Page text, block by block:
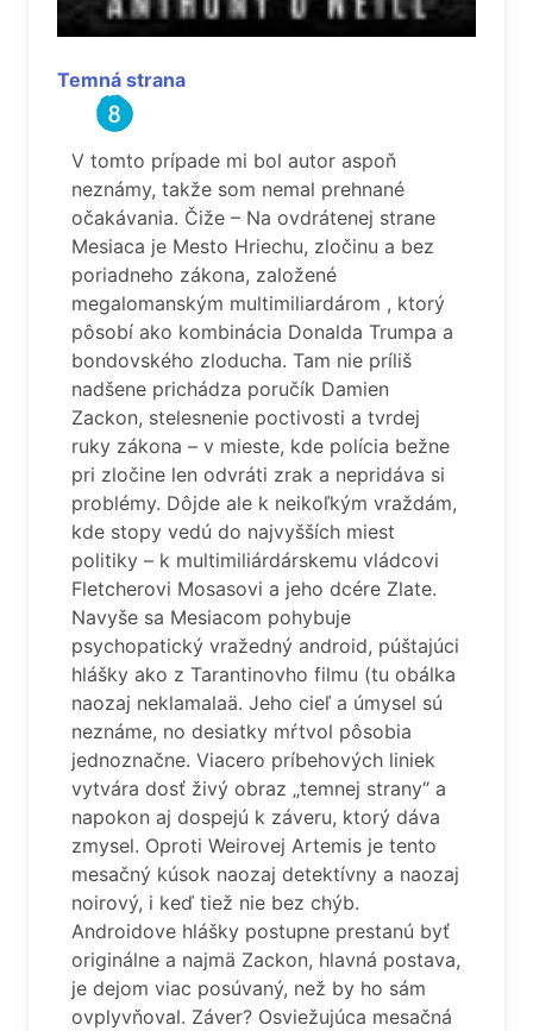
Temná strana
V tomto prípade mi bol autor aspoň
neznámy, takže som nemal prehnané
očakávania. Čiže – Na ovdrátenej strane
Mesiaca je Mesto Hriechu, zločinu a bez
poriadneho zákona, založené
megalomanským multimiliardárom , ktorý
pôsobí ako kombinácia Donalda Trumpa a
bondovského zloducha. Tam nie príliš
nadšene prichádza poručík Damien
Zackon, stelesnenie poctivosti a tvrdej
ruky zákona – v mieste, kde polícia bežne
pri zločine len odvráti zrak a nepridáva si
problémy. Dôjde ale k neikoľkým vraždám,
kde stopy vedú do najvyšších miest
politiky – k multimiliárdárskemu vládcovi
Fletcherovi Mosasovi a jeho dcére Zlate.
Navyše sa Mesiacom pohybuje
psychopatický vražedný android, púštajúci
hlášky ako z Tarantinovho filmu (tu obálka
naozaj neklamalaä. Jeho cieľ a úmysel sú
neznáme, no desiatky mŕtvol pôsobia
jednoznačne. Viacero príbehových liniek
vytvára dosť živý obraz „temnej strany“ a
napokon aj dospejú k záveru, ktorý dáva
zmysel. Oproti Weirovej Artemis je tento
mesačný kúsok naozaj detektívny a naozaj
noirový, i keď tiež nie bez chýb.
Androidove hlášky postupne prestanú byť
originálne a najmä Zackon, hlavná postava,
je dejom viac posúvaný, než by ho sám
ovplyvňoval. Záver? Osviežujúca mesačná